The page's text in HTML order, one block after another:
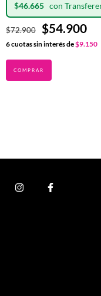
$72.900 $54.900
$46.665
6cuotas sin interés de$9.150